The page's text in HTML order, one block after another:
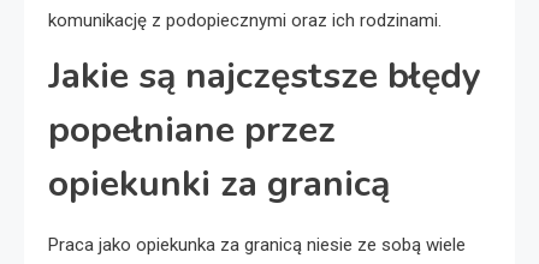
komunikację z podopiecznymi oraz ich rodzinami.
Jakie są najczęstsze błędy
popełniane przez
opiekunki za granicą
Praca jako opiekunka za granicą niesie ze sobą wiele